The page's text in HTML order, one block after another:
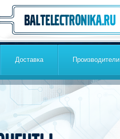
Доставка Производители